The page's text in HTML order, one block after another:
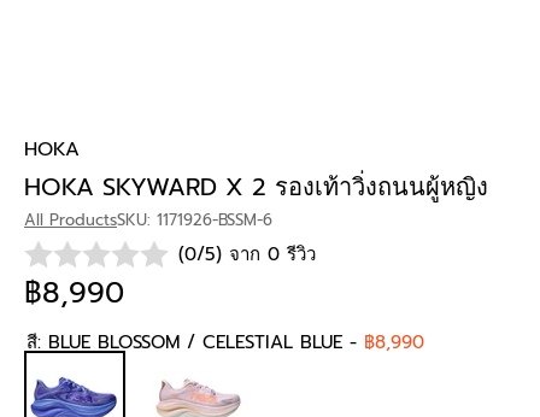
HOKA
HOKA SKYWARD X 2 รองเท้าวิ่งถนนผู้หญิง
All ProductsSKU: 1171926-BSSM-6
(0/5) จาก 0 รีวิว
฿8,990
สี: BLUE BLOSSOM / CELESTIAL BLUE - ฿8,990